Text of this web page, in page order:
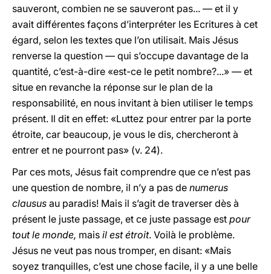
sauveront, combien ne se sauveront pas... — et il y
avait différentes façons d’interpréter les Ecritures à cet
égard, selon les textes que l’on utilisait. Mais Jésus
renverse la question — qui s’occupe davantage de la
quantité, c’est-à-dire «est-ce le petit nombre?...» — et
situe en revanche la réponse sur le plan de la
responsabilité, en nous invitant à bien utiliser le temps
présent. Il dit en effet: «Luttez pour entrer par la porte
étroite, car beaucoup, je vous le dis, chercheront à
entrer et ne pourront pas» (v. 24).
Par ces mots, Jésus fait comprendre que ce n’est pas
une question de nombre, il n’y a pas de numerus
clausus au paradis! Mais il s’agit de traverser dès à
présent le juste passage, et ce juste passage est pour
tout le monde, mais il est étroit. Voilà le problème.
Jésus ne veut pas nous tromper, en disant: «Mais
soyez tranquilles, c’est une chose facile, il y a une belle